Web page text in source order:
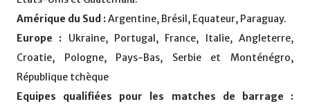
Amérique du Sud :Argentine, Brésil, Equateur, Paraguay.
Europe : Ukraine, Portugal, France, Italie, Angleterre,
Croatie, Pologne, Pays-Bas, Serbie et Monténégro,
République tchèque
Equipes qualifiées pour les matches de barrage :